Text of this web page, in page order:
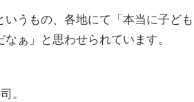
いうもの、各地にて「本当に子ど
ぁ」と思わせられています。
。